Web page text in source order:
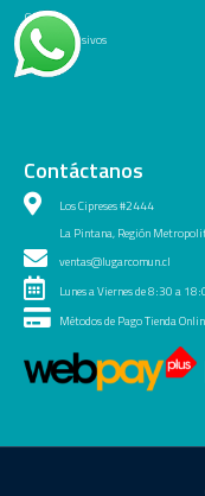
General
Juegos Inclusivos
Contáctanos
Los Cipreses #2444
La Pintana, Región
ventas@lugarcomun.cl
Lunes a Viernes de 8:30 a
Métodos de Pago Tienda